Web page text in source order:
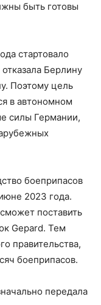
быть готовы
стартовало
Берлину
Поэтому цель
в автономном
силы Германии,
боеприпасов
2023 года.
поставить
Gepard. Тем
правительства,
боеприпасов.
передала